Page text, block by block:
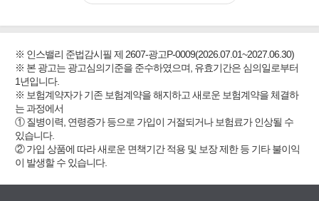
※ 인스밸리 준법감시필 제 2607-광고P-0009(2026.07.01~2027.06.30)
※ 본 광고는 광고심의기준을 준수하였으며, 유효기간은 심의일로부터
1년입니다.
※ 보험계약자가 기존 보험계약을 해지하고 새로운 보험계약을 체결하
는 과정에서
① 질병이력, 연령증가 등으로 가입이 거절되거나 보험료가 인상될 수
있습니다.
② 가입 상품에 따라 새로운 면책기간 적용 및 보장 제한 등 기타 불이익
이 발생할 수 있습니다.